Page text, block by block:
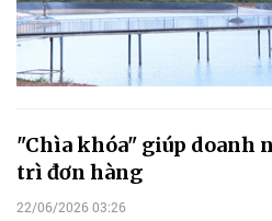
"Chìa khóa" giúp doanh
trì đơn hàng
22/06/2026 03:26